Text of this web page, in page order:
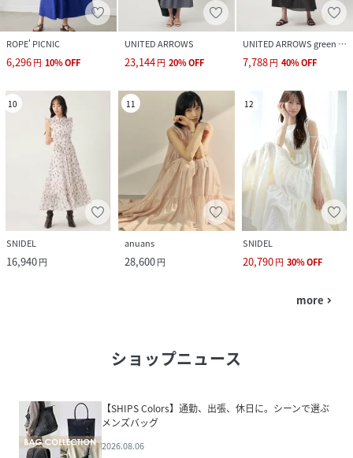
ROPE' PICNIC
6,296円 10%OFF
UNITED ARROWS
23,144円 20%OFF
UNITED ARROWS green label relaxing
7,788円 40%OFF
10
SNIDEL
16,940円
11
anuans
28,600円
12
SNIDEL
20,790円 30%OFF
more navigate_next
ショップニュース
【SHIPS Colors】通勤、出張、休日に。シーンで選ぶ
メンズバッグ
2026.08.06